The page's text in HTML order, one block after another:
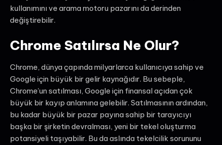
kullanımını ve arama motoru pazarını da derinden
değiştirebilir.
Chrome Satılırsa Ne Olur?
Chrome, dünya çapında milyarlarca kullanıcıya sahip ve
Google için büyük bir gelir kaynağıdır. Bu sebeple,
Chrome’un satılması, Google için finansal açıdan çok
büyük bir kayıp anlamına gelebilir. Satılmasının ardından,
bu kadar büyük bir pazar payına sahip bir tarayıcıyı
başka bir şirketin devralması, yeni bir tekel oluşturma
potansiyeli taşıyabilir. Bu da aslında tekelcilik sorununu